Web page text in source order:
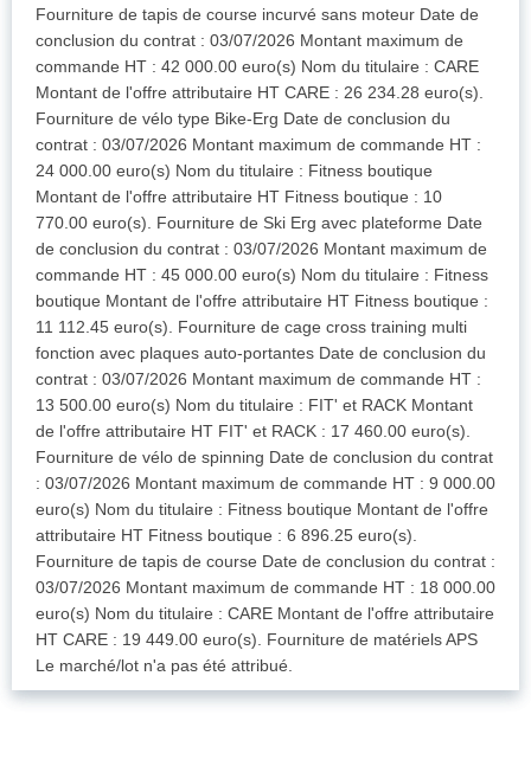
Fourniture de tapis de course incurvé sans moteur Date de
conclusion du contrat : 03/07/2026 Montant maximum de
commande HT : 42 000.00 euro(s) Nom du titulaire : CARE
Montant de l'offre attributaire HT CARE : 26 234.28 euro(s).
Fourniture de vélo type Bike-Erg Date de conclusion du
contrat : 03/07/2026 Montant maximum de commande HT :
24 000.00 euro(s) Nom du titulaire : Fitness boutique
Montant de l'offre attributaire HT Fitness boutique : 10
770.00 euro(s). Fourniture de Ski Erg avec plateforme Date
de conclusion du contrat : 03/07/2026 Montant maximum de
commande HT : 45 000.00 euro(s) Nom du titulaire : Fitness
boutique Montant de l'offre attributaire HT Fitness boutique :
11 112.45 euro(s). Fourniture de cage cross training multi
fonction avec plaques auto-portantes Date de conclusion du
contrat : 03/07/2026 Montant maximum de commande HT :
13 500.00 euro(s) Nom du titulaire : FIT' et RACK Montant
de l'offre attributaire HT FIT' et RACK : 17 460.00 euro(s).
Fourniture de vélo de spinning Date de conclusion du contrat
: 03/07/2026 Montant maximum de commande HT : 9 000.00
euro(s) Nom du titulaire : Fitness boutique Montant de l'offre
attributaire HT Fitness boutique : 6 896.25 euro(s).
Fourniture de tapis de course Date de conclusion du contrat :
03/07/2026 Montant maximum de commande HT : 18 000.00
euro(s) Nom du titulaire : CARE Montant de l'offre attributaire
HT CARE : 19 449.00 euro(s). Fourniture de matériels APS
Le marché/lot n'a pas été attribué.